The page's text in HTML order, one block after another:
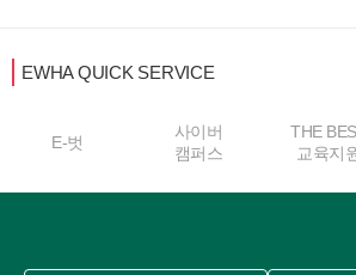
EWHA QUICK SERVICE
E-벗
사이버
캠퍼스
THE
교육지